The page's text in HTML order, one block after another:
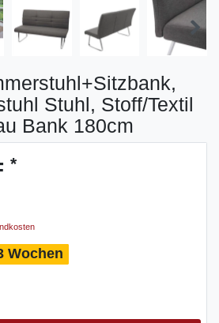
Stuhl, Stoff/Textil
Bank 180cm
*
Wochen